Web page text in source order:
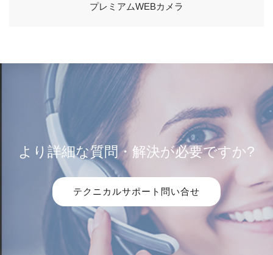
プレミアムWEBカメラ
より詳細な質問・解決が必要ですか?
テクニカルサポート問い合せ